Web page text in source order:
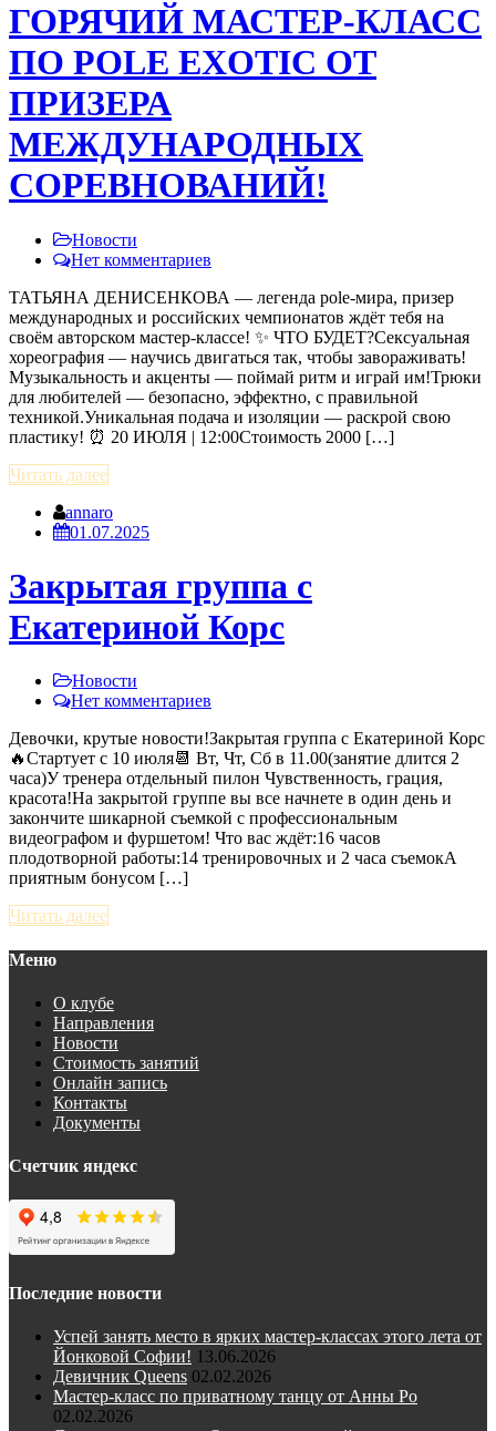
ГОРЯЧИЙ МАСТЕР-КЛАСС
ПО POLE EXOTIC ОТ
ПРИЗЕРА
МЕЖДУНАРОДНЫХ
СОРЕВНОВАНИЙ!
Новости
Нет комментариев
ТАТЬЯНА ДЕНИСЕНКОВА — легенда pole-мира, призер
международных и российских чемпионатов ждёт тебя на
своём авторском мастер-классе! ✨ ЧТО БУДЕТ?Сексуальная
хореография — научись двигаться так, чтобы завораживать!
Музыкальность и акценты — поймай ритм и играй им!Трюки
для любителей — безопасно, эффектно, с правильной
техникой.Уникальная подача и изоляции — раскрой свою
пластику! ⏰ 20 ИЮЛЯ | 12:00Стоимость 2000 […]
Читать далее
annaro
01.07.2025
Закрытая группа с
Екатериной Корс
Новости
Нет комментариев
Девочки, крутые новости!Закрытая группа с Екатериной Корс
🔥Стартует с 10 июля📆 Вт, Чт, Сб в 11.00(занятие длится 2
часа)У тренера отдельный пилон Чувственность, грация,
красота!На закрытой группе вы все начнете в один день и
закончите шикарной съемкой с профессиональным
видеографом и фуршетом! Что вас ждёт:16 часов
плодотворной работы:14 тренировочных и 2 часа съемокА
приятным бонусом […]
Читать далее
Меню
О клубе
Направления
Новости
Стоимость занятий
Онлайн запись
Контакты
Документы
Счетчик яндекс
Последние новости
Успей занять место в ярких мастер-классах этого лета от
Йонковой Софии! 13.06.2026
Девичник Queens 02.02.2026
Мастер-класс по приватному танцу от Анны Ро
02.02.2026